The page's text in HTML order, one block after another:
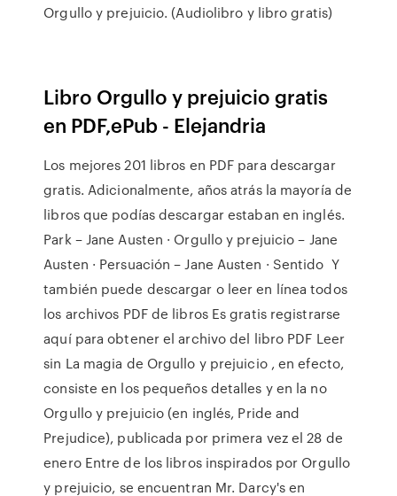
Orgullo y prejuicio. (Audiolibro y libro gratis)
Libro Orgullo y prejuicio gratis
en PDF,ePub - Elejandria
Los mejores 201 libros en PDF para descargar
gratis. Adicionalmente, años atrás la mayoría de
libros que podías descargar estaban en inglés.
Park – Jane Austen · Orgullo y prejuicio – Jane
Austen · Persuación – Jane Austen · Sentido Y
también puede descargar o leer en línea todos
los archivos PDF de libros Es gratis registrarse
aquí para obtener el archivo del libro PDF Leer
sin La magia de Orgullo y prejuicio , en efecto,
consiste en los pequeños detalles y en la no
Orgullo y prejuicio (en inglés, Pride and
Prejudice), publicada por primera vez el 28 de
enero Entre de los libros inspirados por Orgullo
y prejuicio, se encuentran Mr. Darcy's en